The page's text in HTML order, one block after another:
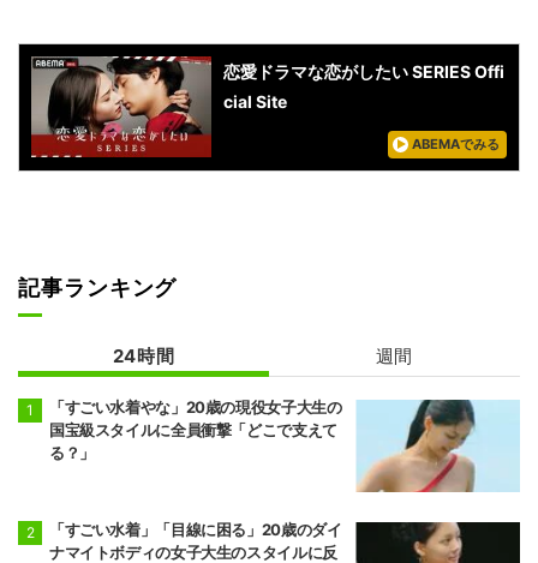
恋愛ドラマな恋がしたい SERIES Offi
cial Site
ABEMAでみる
記事ランキング
24時間 週間
「すごい水着やな」20歳の現役女子大生の
国宝級スタイルに全員衝撃「どこで支えて
る？」
「すごい水着」「目線に困る」20歳のダイ
ナマイトボディの女子大生のスタイルに反